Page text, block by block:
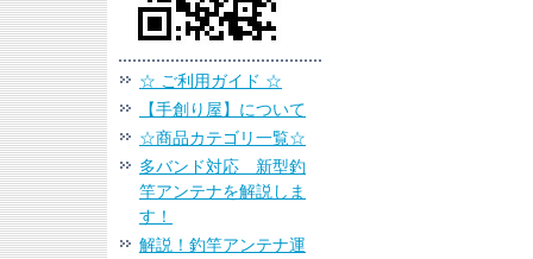
☆ ご利用ガイド ☆
【手創り屋】について
☆商品カテゴリ一覧☆
多バンド対応 新型釣
竿アンテナを解説しま
す！
解説！釣竿アンテナ運